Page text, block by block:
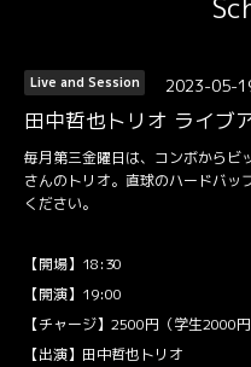
Live and Session 2023-05-
田中哲也トリオ ライブ
毎月第三金曜日は、コンボからビ
さんのトリオ。直球のハードバッ
ください。
【開場】18:30
【開演】19:00
【チャージ】2500円（学生2000円
【出演】田中哲也トリオ